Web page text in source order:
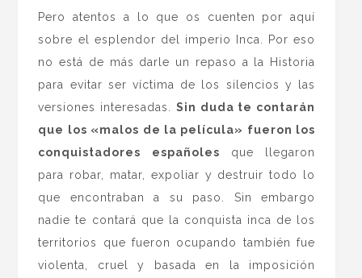
Pero atentos a lo que os cuenten por aquí
sobre el esplendor del imperio Inca. Por eso
no está de más darle un repaso a la Historia
para evitar ser víctima de los silencios y las
versiones interesadas. Sin duda te contarán
que los «malos de la película» fueron los
conquistadores españoles que llegaron
para robar, matar, expoliar y destruir todo lo
que encontraban a su paso. Sin embargo
nadie te contará que la conquista inca de los
territorios que fueron ocupando también fue
violenta, cruel y basada en la imposición